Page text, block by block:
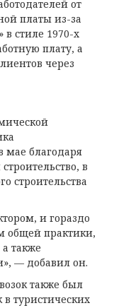
от
платы из-за
стиле 1970-х
плату, а
через
мае благодаря
в
строительства
и гораздо
общей практики,
также
— добавил он.
также был
туристических